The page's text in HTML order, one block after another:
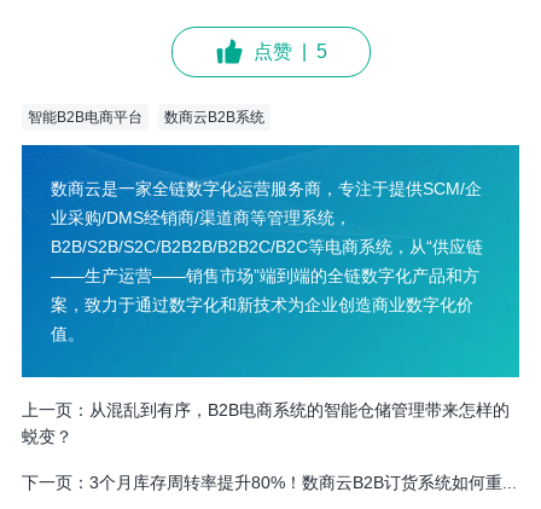
点赞 5
智能B2B电商平台 数商云B2B系统
数商云是一家全链数字化运营服务商，专注于提供SCM/企
业采购/DMS经销商/渠道商等管理系统，
B2B/S2B/S2C/B2B2B/B2B2C/B2C等电商系统，从“供应链
——生产运营——销售市场”端到端的全链数字化产品和方
案，致力于通过数字化和新技术为企业创造商业数字化价
值。
上一页： 从混乱到有序，B2B电商系统的智能仓储管理带来怎样的
蜕变？
下一页： 3个月库存周转率提升80%！数商云B2B订货系统如何重...